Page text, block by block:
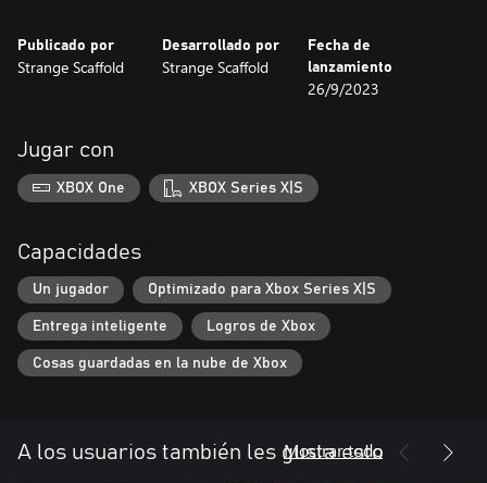
Publicado por
Strange Scaffold
Desarrollado por
Strange Scaffold
Fecha de
lanzamiento
26/9/2023
Jugar con
XBOX One XBOX Series X|S
Capacidades
Un jugador Optimizado para Xbox Series X|S
Entrega inteligente Logros de Xbox
Cosas guardadas en la nube de Xbox
A los usuarios también les gusta esto
Mostrar todo